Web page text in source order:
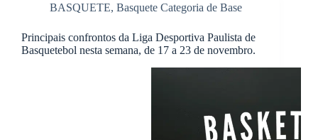
BASQUETE, Basquete Categoria de Base
Principais confrontos da Liga Desportiva Paulista de
Basquetebol nesta semana, de 17 a 23 de novembro.